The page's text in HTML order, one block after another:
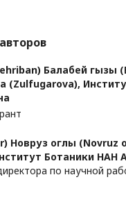
Балабей гызы
(Zulfugarova),
Новруз оглы (Novruz
Ботаники НАН
по научной